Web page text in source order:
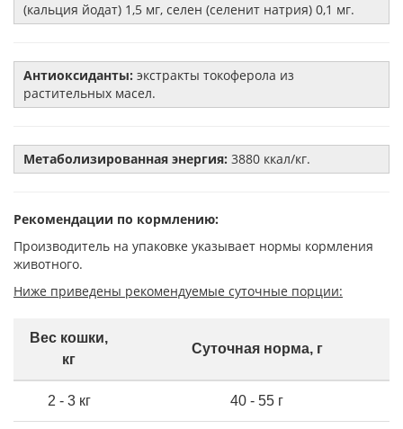
(кальция йодат) 1,5 мг, селен (селенит натрия) 0,1 мг.
Антиоксиданты: экстракты токоферола из
растительных масел.
Метаболизированная энергия: 3880 ккал/кг.
Рекомендации по кормлению:
Производитель на упаковке указывает нормы кормления
животного.
Ниже приведены рекомендуемые суточные порции:
Вес кошки,
кг
Суточная норма, г
2 - 3 кг 40 - 55 г